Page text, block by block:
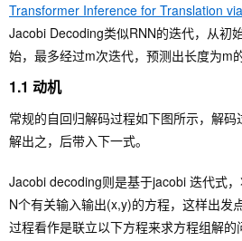
Transformer Inference for Translation
Jacobi Decoding类似RNN的迭代，从初
始，最多经过m次迭代，预测出长度为m
1.1 动机
常规的自回归解码过程如下图所示，解
解出之，后带入下一式。
Jacobi decoding则是基于jacobi 迭代式
N个有关输入输出(x,y)的方程，这样出发
过程看作是联立以下方程来求方程组解的